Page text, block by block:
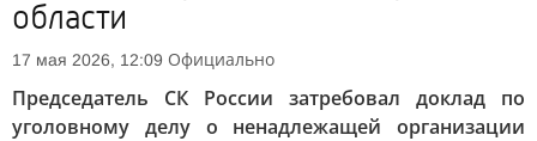
области
17 мая 2026, 12:09 Официально
Председатель СК России затребовал доклад по
уголовному делу о ненадлежащей организации